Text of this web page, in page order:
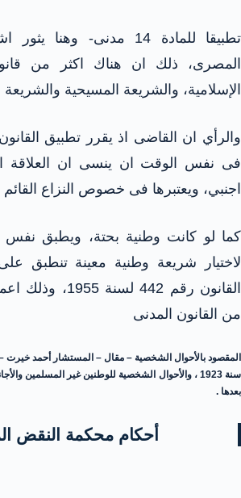
تطبيقا للمادة 14 مدنى-
المصرى، ذلك ان هناك اكثر من
الإسلامية، والشريعة المسيحية والشريعة
والرأي ان القاضى اذ يقرر تطبيق
فى نفس الوقت ان ينسى ان العلاقة
اجنبي، ويعتبرها فى خصوص النزاع القائم
كما لو كانت وطنية بحتة، ويطبق نفس
لاختيار شريعة وطنية معينة تنطبق
من القانون المدنى
بعدها .
أحكام محكمة النقض